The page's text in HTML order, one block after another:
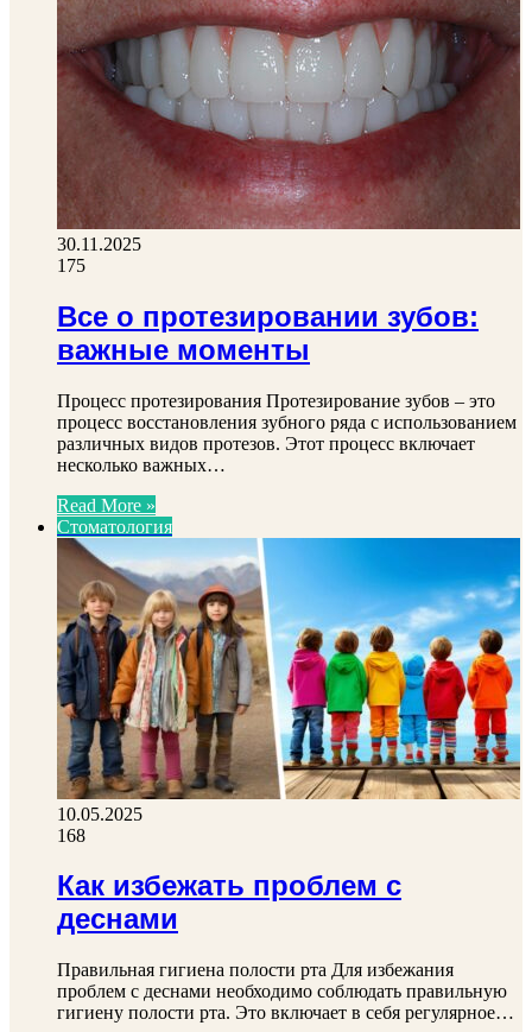
30.11.2025
175
Все о протезировании зубов:
важные моменты
Процесс протезирования Протезирование зубов – это
процесс восстановления зубного ряда с использованием
различных видов протезов. Этот процесс включает
несколько важных…
Read More »
Стоматология
10.05.2025
168
Как избежать проблем с
деснами
Правильная гигиена полости рта Для избежания
проблем с деснами необходимо соблюдать правильную
гигиену полости рта. Это включает в себя регулярное…